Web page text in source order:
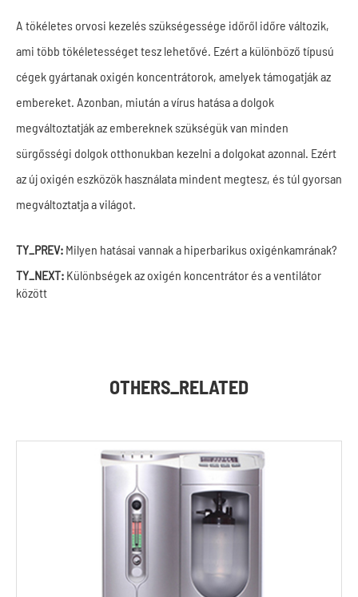
A tökéletes orvosi kezelés szükségessége időről időre változik,
ami több tökéletességet tesz lehetővé. Ezért a különböző típusú
cégek gyártanak oxigén koncentrátorok, amelyek támogatják az
embereket. Azonban, miután a vírus hatása a dolgok
megváltoztatják az embereknek szükségük van minden
sürgősségi dolgok otthonukban kezelni a dolgokat azonnal. Ezért
az új oxigén eszközök használata mindent megtesz, és túl gyorsan
megváltoztatja a világot.
TY_PREV: Milyen hatásai vannak a hiperbarikus oxigénkamrának?
TY_NEXT: Különbségek az oxigén koncentrátor és a ventilátor
között
OTHERS_RELATED